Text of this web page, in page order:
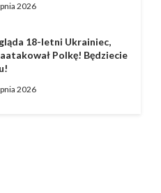
2026
18-letni Ukrainiec,
Polkę! Będziecie
2026